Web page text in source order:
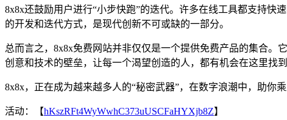
8x8x还鼓励用户进行“小步快跑”的迭代。许多在线工具都支持
的开发和迭代方式，是现代创新不可或缺的一部分。
总而言之，8x8x免费网站并非仅仅是一个提供免费产品的集合。
创意和技术的壁垒，让每一个渴望创造的人，都有机会在这里找
8x8x，正在成为越来越多人的“秘密武器”，在数字浪潮中，助你
活动：【hKszRFt4WyWwhC373uUSCFaHYXjb8Z】